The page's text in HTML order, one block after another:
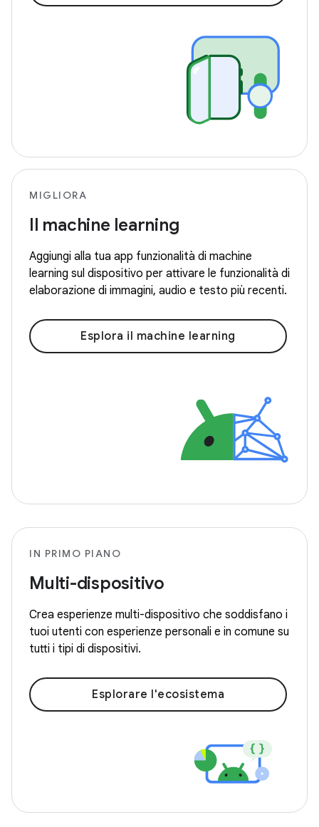
MIGLIORA
Il machine learning
Aggiungi alla tua app funzionalità di machine
learning sul dispositivo per attivare le funzionalità di
elaborazione di immagini, audio e testo più recenti.
Esplora il machine learning
IN PRIMO PIANO
Multi-dispositivo
Crea esperienze multi-dispositivo che soddisfano i
tuoi utenti con esperienze personali e in comune su
tutti i tipi di dispositivi.
Esplorare l'ecosistema